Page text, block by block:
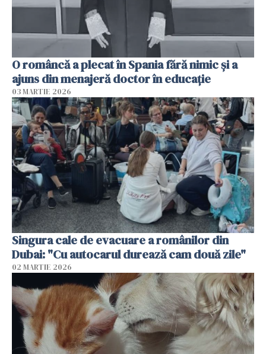
O româncă a plecat în Spania fără nimic și a
ajuns din menajeră doctor în educație
03 MARTIE 2026
Singura cale de evacuare a românilor din
Dubai: "Cu autocarul durează cam două zile"
02 MARTIE 2026